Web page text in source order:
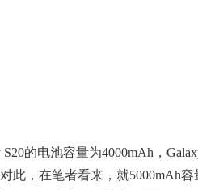
的电池容量为4000mAh，
此，在笔者看来，就5000mAh容